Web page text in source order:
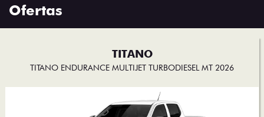
Ofertas
TITANO
TITANO ENDURANCE MULTIJET TURBODIESEL MT 2026